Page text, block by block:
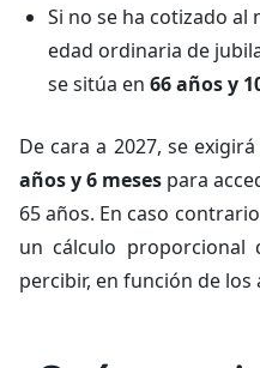
Si no se ha cotizado al
edad ordinaria de
se sitúa en 66 años y
De cara a 2027, se
años y 6 meses para
65 años. En caso
un cálculo proporcional
percibir, en función de los